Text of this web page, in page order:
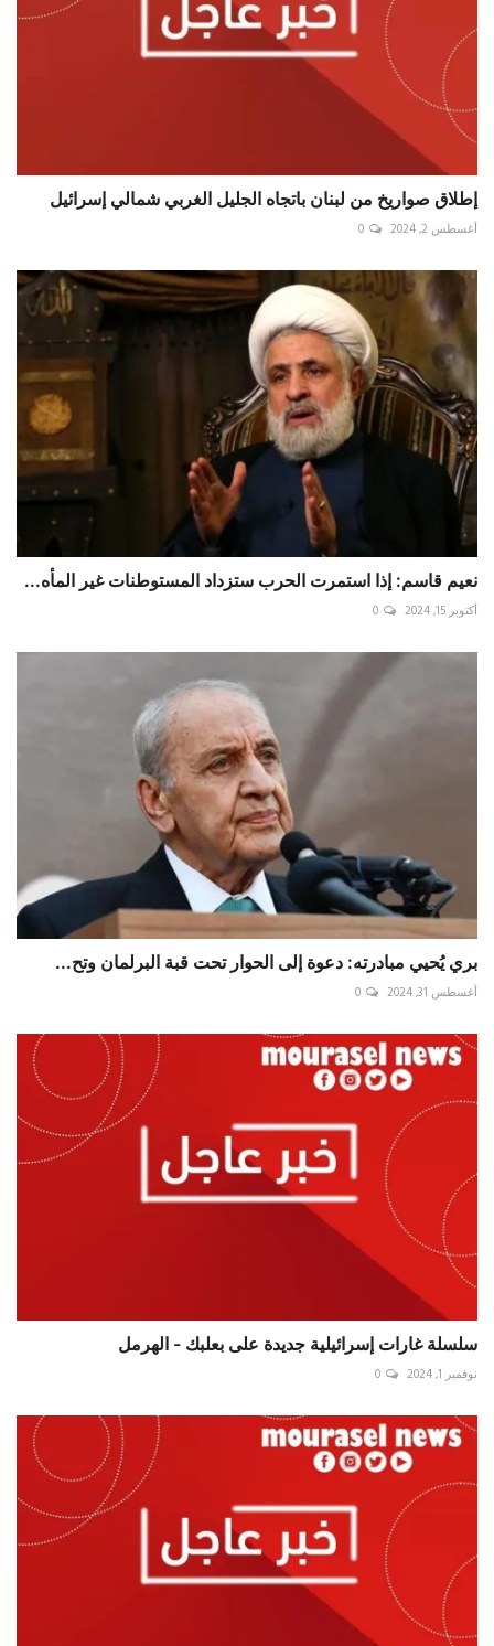
إطلاق صواريخ من لبنان باتجاه الجليل الغربي شمالي إسرائيل
أغسطس 2, 2024 0
نعيم قاسم: إذا استمرت الحرب ستزداد المستوطنات غير المأه...
أكتوبر 15, 2024 0
بري يُحيي مبادرته: دعوة إلى الحوار تحت قبة البرلمان وتح...
أغسطس 31, 2024 0
سلسلة غارات إسرائيلية جديدة على بعلبك - الهرمل ⁧‫
نوفمبر 1, 2024 0